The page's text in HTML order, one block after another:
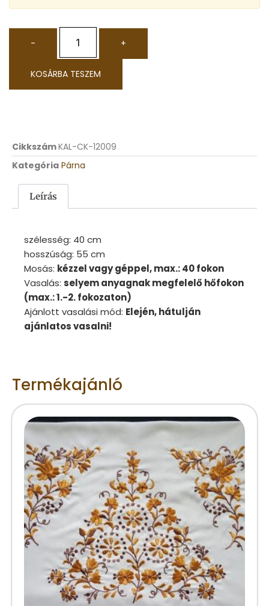
- +
KOSÁRBA TESZEM
CikkszámKAL-CK-12009
Kategória Párna
Leírás
szélesség: 40 cm
hosszúság: 55 cm
Mosás: kézzel vagy géppel, max.: 40 fokon
Vasalás: selyem anyagnak megfelelő hőfokon
(max.: 1.-2. fokozaton)
Ajánlott vasalási mód: Elején, hátulján
ajánlatos vasalni!
Termékajánló